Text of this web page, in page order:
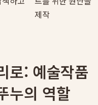
제작
로: 예술작품
누의 역할